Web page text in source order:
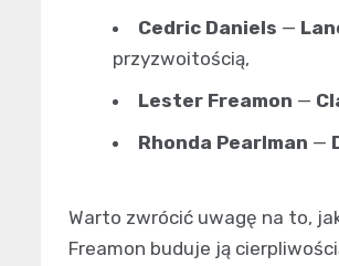
Cedric Daniels —
przyzwoitością,
Lester Freamon —
Rhonda Pearlman —
Warto zwrócić uwagę na to,
Freamon buduje ją